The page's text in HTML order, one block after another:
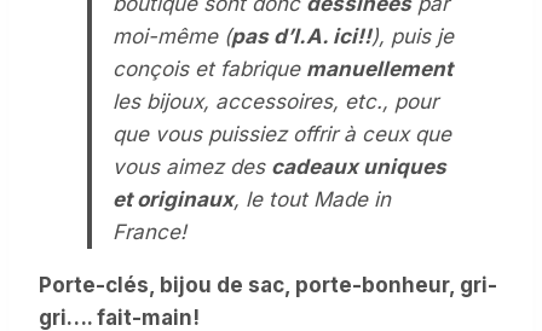
moi-même (pas d’I.A. ici!!), puis je
conçois et fabrique manuellement
les bijoux, accessoires, etc., pour
que vous puissiez offrir à ceux que
vous aimez des cadeaux uniques
et originaux, le tout Made in
France!
Porte-clés, bijou de sac, porte-bonheur, gri-
gri…. fait-main!